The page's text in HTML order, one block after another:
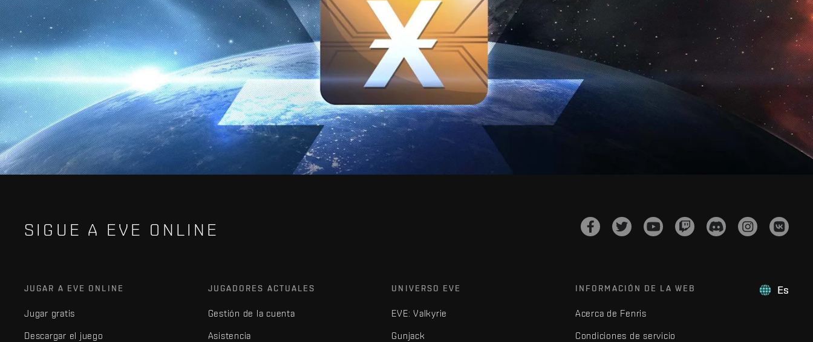
SIGUE A EVE ONLINE
Es
JUGAR A EVE ONLINE
Jugar gratis
Descargar el juego
JUGADORES ACTUALES
Gestión de la cuenta
Asistencia
UNIVERSO EVE
EVE: Valkyrie
Gunjack
INFORMACIÓN DE LA WEB
Acerca de Fenris
Condiciones de servicio